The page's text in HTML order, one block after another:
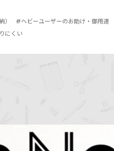
#ヘビーユーザーのお助け・御用達
にくい